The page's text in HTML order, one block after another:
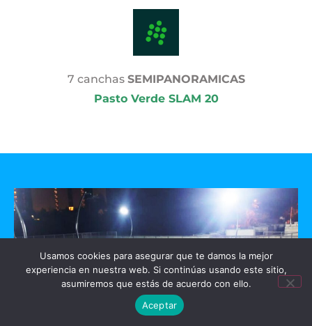
7 canchas SEMIPANORAMICAS
Pasto Verde SLAM 20
Usamos cookies para asegurar que te damos la mejor
experiencia en nuestra web. Si continúas usando este sitio,
asumiremos que estás de acuerdo con ello.
Aceptar